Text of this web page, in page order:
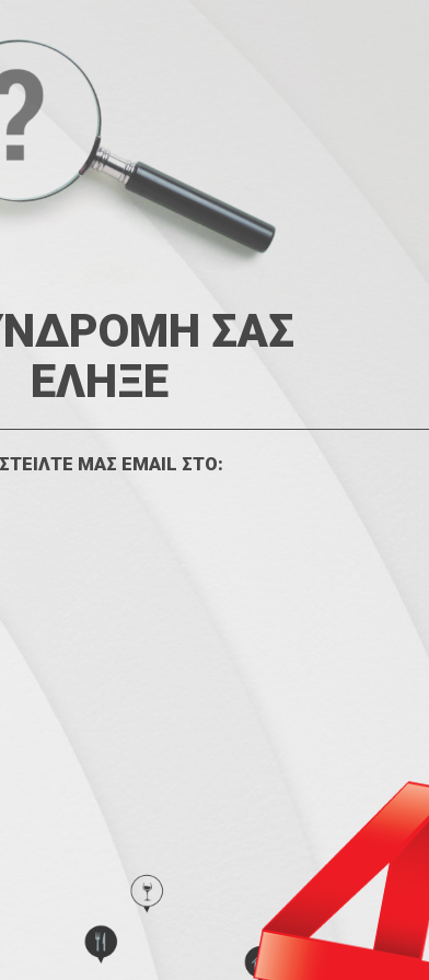
ΣΑΣ
ΕΛΗΞΕ
ΣΤΕΙΛΤΕ ΜΑΣ EMAIL ΣΤΟ: